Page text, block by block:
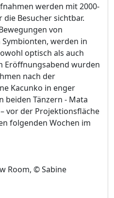
werden mit 2000-
Besucher sichtbar.
von
werden in
optisch als auch
Eröffnungsabend wurden
nach der
Kacunko in enger
beiden Tänzern - Mata
vor der Projektionsfläche
folgenden Wochen im
Room, © Sabine